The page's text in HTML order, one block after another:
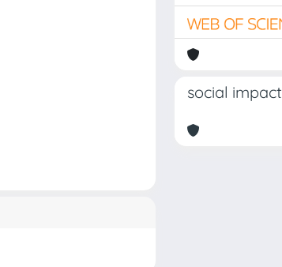
social impact